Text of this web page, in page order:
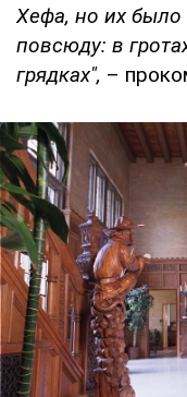
Хефа, но их
повсюду: в
грядках", –